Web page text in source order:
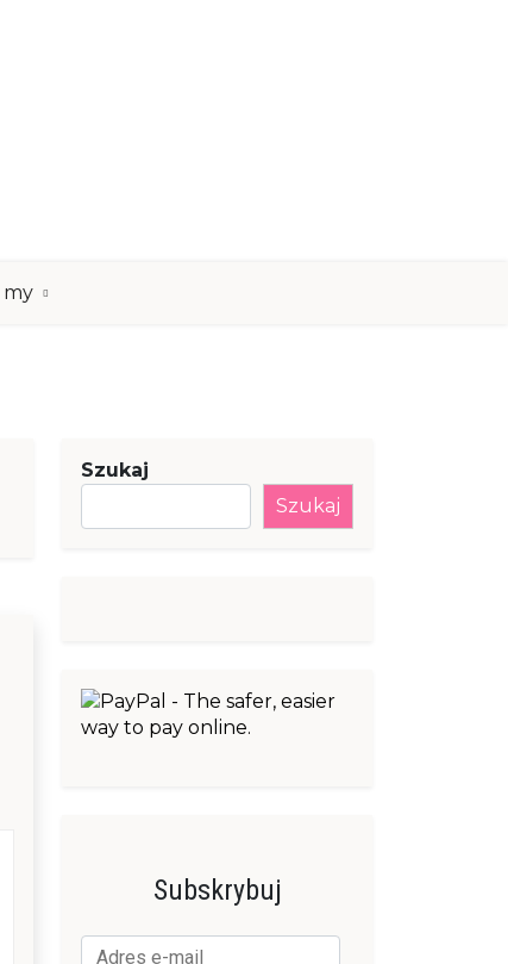
my
Szukaj
Szukaj
Subskrybuj
Adres